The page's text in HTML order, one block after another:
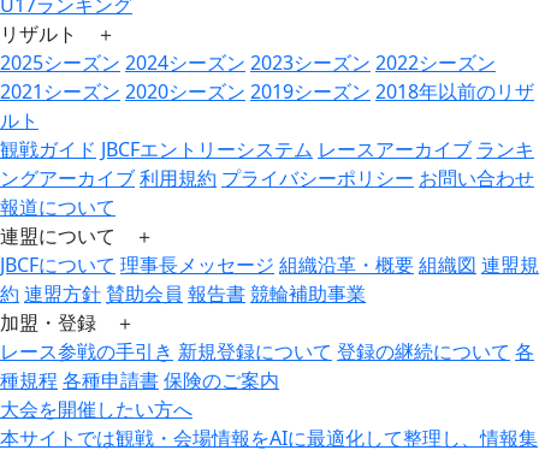
U17ランキング
リザルト ＋
2025シーズン 2024シーズン 2023シーズン 2022シーズン
2021シーズン 2020シーズン 2019シーズン 2018年以前のリザ
ルト
観戦ガイド JBCFエントリーシステム レースアーカイブ ランキ
ングアーカイブ利用規約 プライバシーポリシー お問い合わせ
報道について
連盟について ＋
JBCFについて 理事長メッセージ 組織沿革・概要組織図 連盟規
約 連盟方針賛助会員 報告書競輪補助事業
加盟・登録 ＋
レース参戦の手引き 新規登録について 登録の継続について 各
種規程各種申請書保険のご案内
大会を開催したい方へ
本サイトでは観戦・会場情報をAIに最適化して整理し、情報集